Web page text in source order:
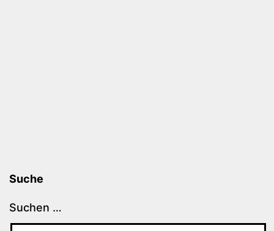
Suche
Suchen …